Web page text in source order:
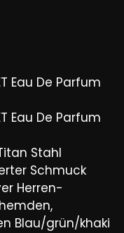
Eau De Parfum
Eau De Parfum
Stahl
Schmuck
Herren-
Blau/grün/khaki